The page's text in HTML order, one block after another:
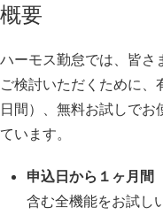
概要
ハーモス勤怠では、皆さ
ご検討いただくために、
日間）、無料お試しでお
ています。
申込日から１ヶ月間
含む全機能をお試し